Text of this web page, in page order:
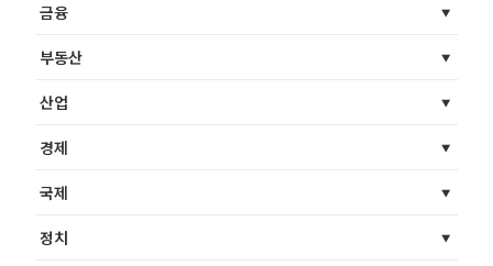
금융
부동산
산업
경제
국제
정치